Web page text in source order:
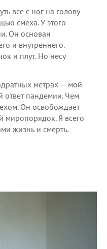
все с ног на голову
смеха. У этого
Он основан
и внутреннего.
и плут. Но несу
метрах — мой
пандемии. Чем
Он освобождает
миропорядок. Я всего
жизнь и смерть.